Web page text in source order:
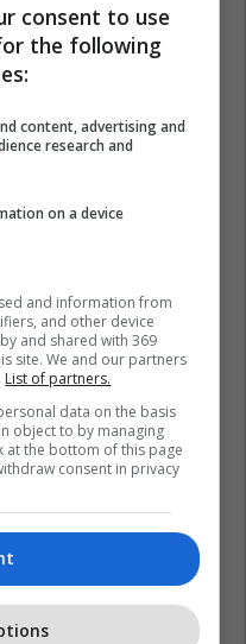
consent to use
the following
content, advertising and
research and
on a device
and information from
and other device
and shared with 369
site. We and our partners
List of partners.
data on the basis
object to by managing
at the bottom of this page
consent in privacy